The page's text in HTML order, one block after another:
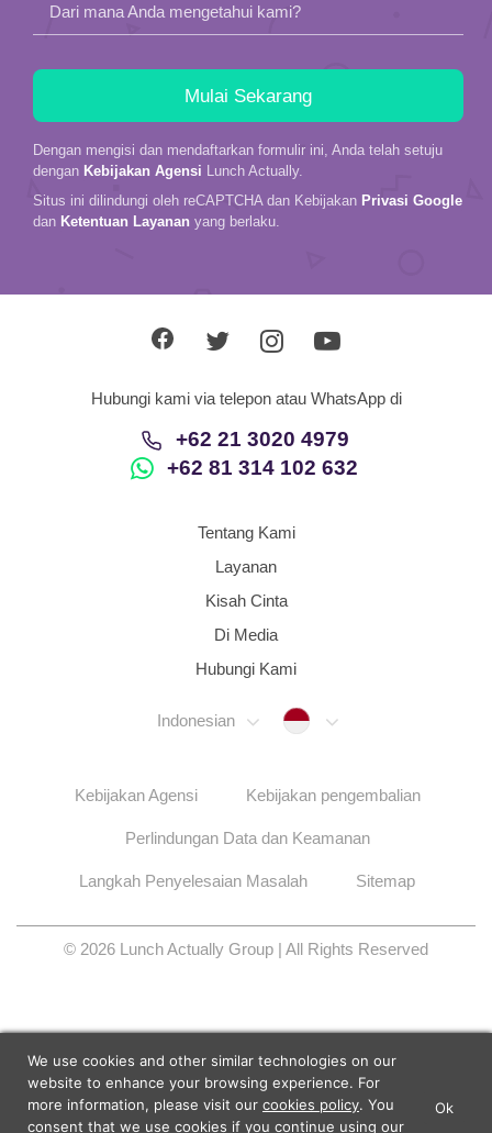
Dari mana Anda mengetahui kami?
Dengan mengisi dan mendaftarkan formulir ini, Anda telah setuju
dengan Kebijakan Agensi Lunch Actually.
Situs ini dilindungi oleh reCAPTCHA dan Kebijakan Privasi Google
dan Ketentuan Layanan yang berlaku.
Hubungi kami via telepon atau WhatsApp di
+62 21 3020 4979
+62 81 314 102 632
Tentang Kami
Layanan
Kisah Cinta
Di Media
Hubungi Kami
Indonesian Indonesia
Kebijakan Agensi Kebijakan pengembalian
Perlindungan Data dan Keamanan
Langkah Penyelesaian Masalah Sitemap
© 2026 Lunch Actually Group | All Rights Reserved
Lunch Actually - Dating For
We use cookies and other similar technologies on our
website to enhance your browsing experience. For
more information, please visit our cookies policy. You
consent that we use cookies if you continue using our
Ok